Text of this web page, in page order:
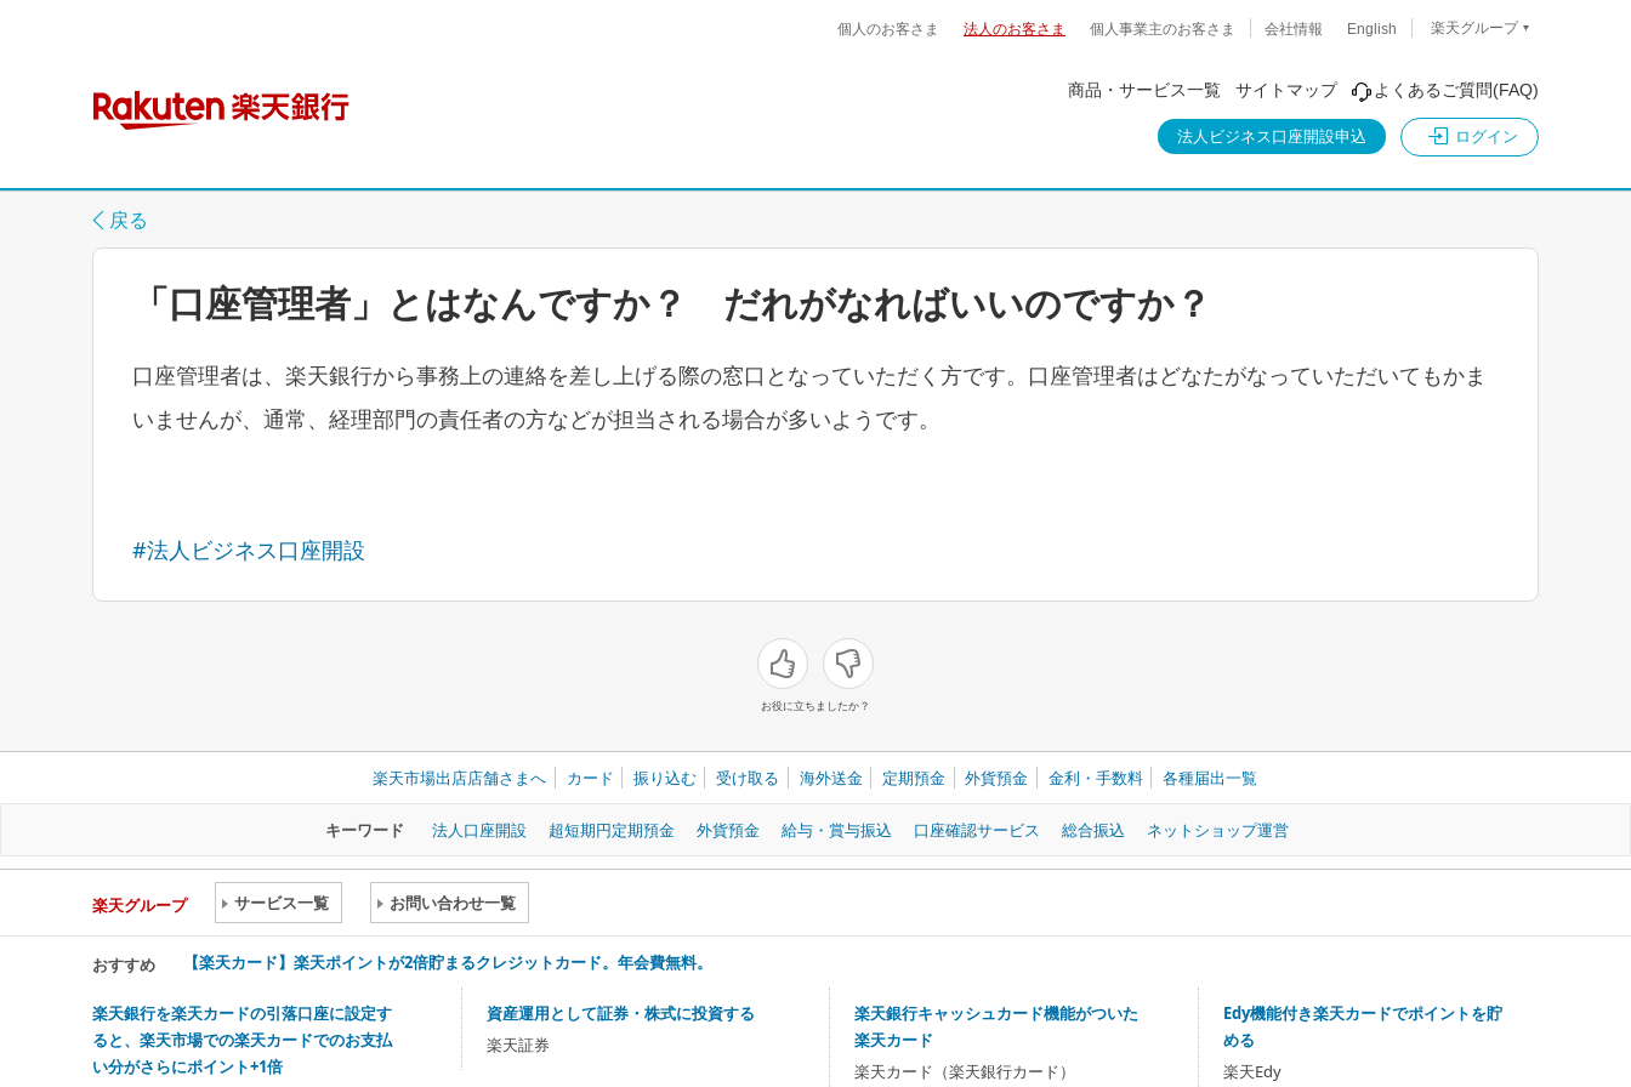
個人のお客さま 法人のお客さま 個人事業主のお客さま 会社情報 English 楽天グループ
商品・サービス一覧 サイトマップ よくあるご質問(FAQ)
法人ビジネス口座開設申込 ログイン
戻る
「口座管理者」とはなんですか？ だれがなればいいのですか？
口座管理者は、楽天銀行から事務上の連絡を差し上げる際の窓口となっていただく方です。口座管理者はどなたがなっていただいてもかま
いませんが、通常、経理部門の責任者の方などが担当される場合が多いようです。
#法人ビジネス口座開設
お役に立ちましたか？
楽天市場出店店舗さまへ カード 振り込む 受け取る 海外送金 定期預金 外貨預金 金利・手数料 各種届出一覧
キーワード 法人口座開設 超短期円定期預金 外貨預金 給与・賞与振込 口座確認サービス 総合振込 ネットショップ運営
楽天グループ サービス一覧 お問い合わせ一覧
おすすめ 【楽天カード】楽天ポイントが2倍貯まるクレジットカード。年会費無料。
楽天銀行を楽天カードの引落口座に設定す
ると、楽天市場での楽天カードでのお支払
い分がさらにポイント+1倍
資産運用として証券・株式に投資する
楽天証券
楽天銀行キャッシュカード機能がついた
楽天カード
楽天カード（楽天銀行カード）
Edy機能付き楽天カードでポイントを貯
める
楽天Edy